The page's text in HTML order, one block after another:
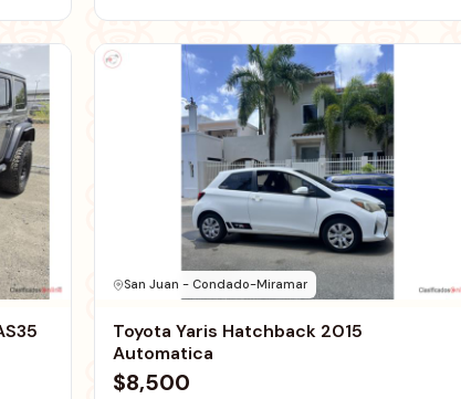
San Juan - Condado-Miramar
Toyota Yaris Hatchback 2015
Automatica
$8,500